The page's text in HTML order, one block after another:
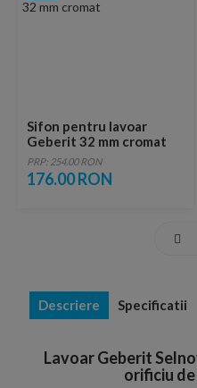
Sifon pentru lavoar
Geberit 32 mm cromat
PRP: 254.00 RON
176.00 RON
Descriere Specificatii
Lavoar Geberit
orificiu